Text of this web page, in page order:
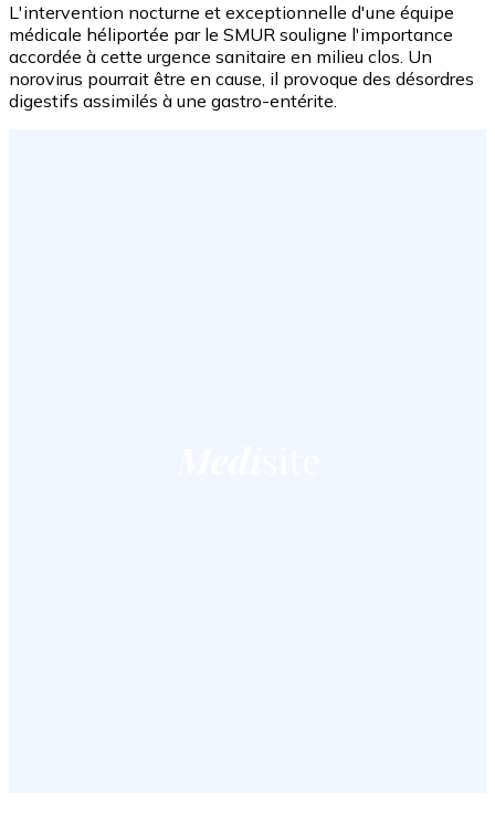
L'intervention nocturne et exceptionnelle d'une équipe
médicale héliportée par le SMUR souligne l'importance
accordée à cette urgence sanitaire en milieu clos. Un
norovirus pourrait être en cause, il provoque des désordres
digestifs assimilés à une gastro-entérite.